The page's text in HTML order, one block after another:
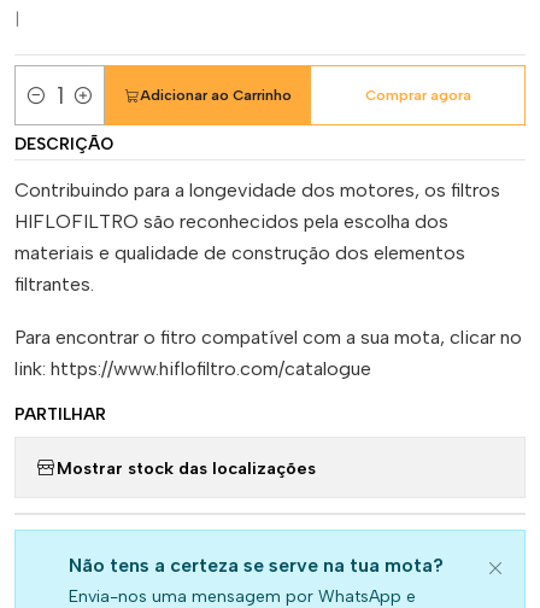
Quantidade
Adicionar ao Carrinho Comprar agora
DESCRIÇÃO
Contribuindo para a longevidade dos motores, os filtros
HIFLOFILTRO são reconhecidos pela escolha dos
materiais e qualidade de construção dos elementos
filtrantes.
Para encontrar o fitro compatível com a sua mota, clicar no
link: https://www.hiflofiltro.com/catalogue
PARTILHAR
Mostrar stock das localizações
Não tens a certeza se serve na tua mota?
Envia-nos uma mensagem por WhatsApp e